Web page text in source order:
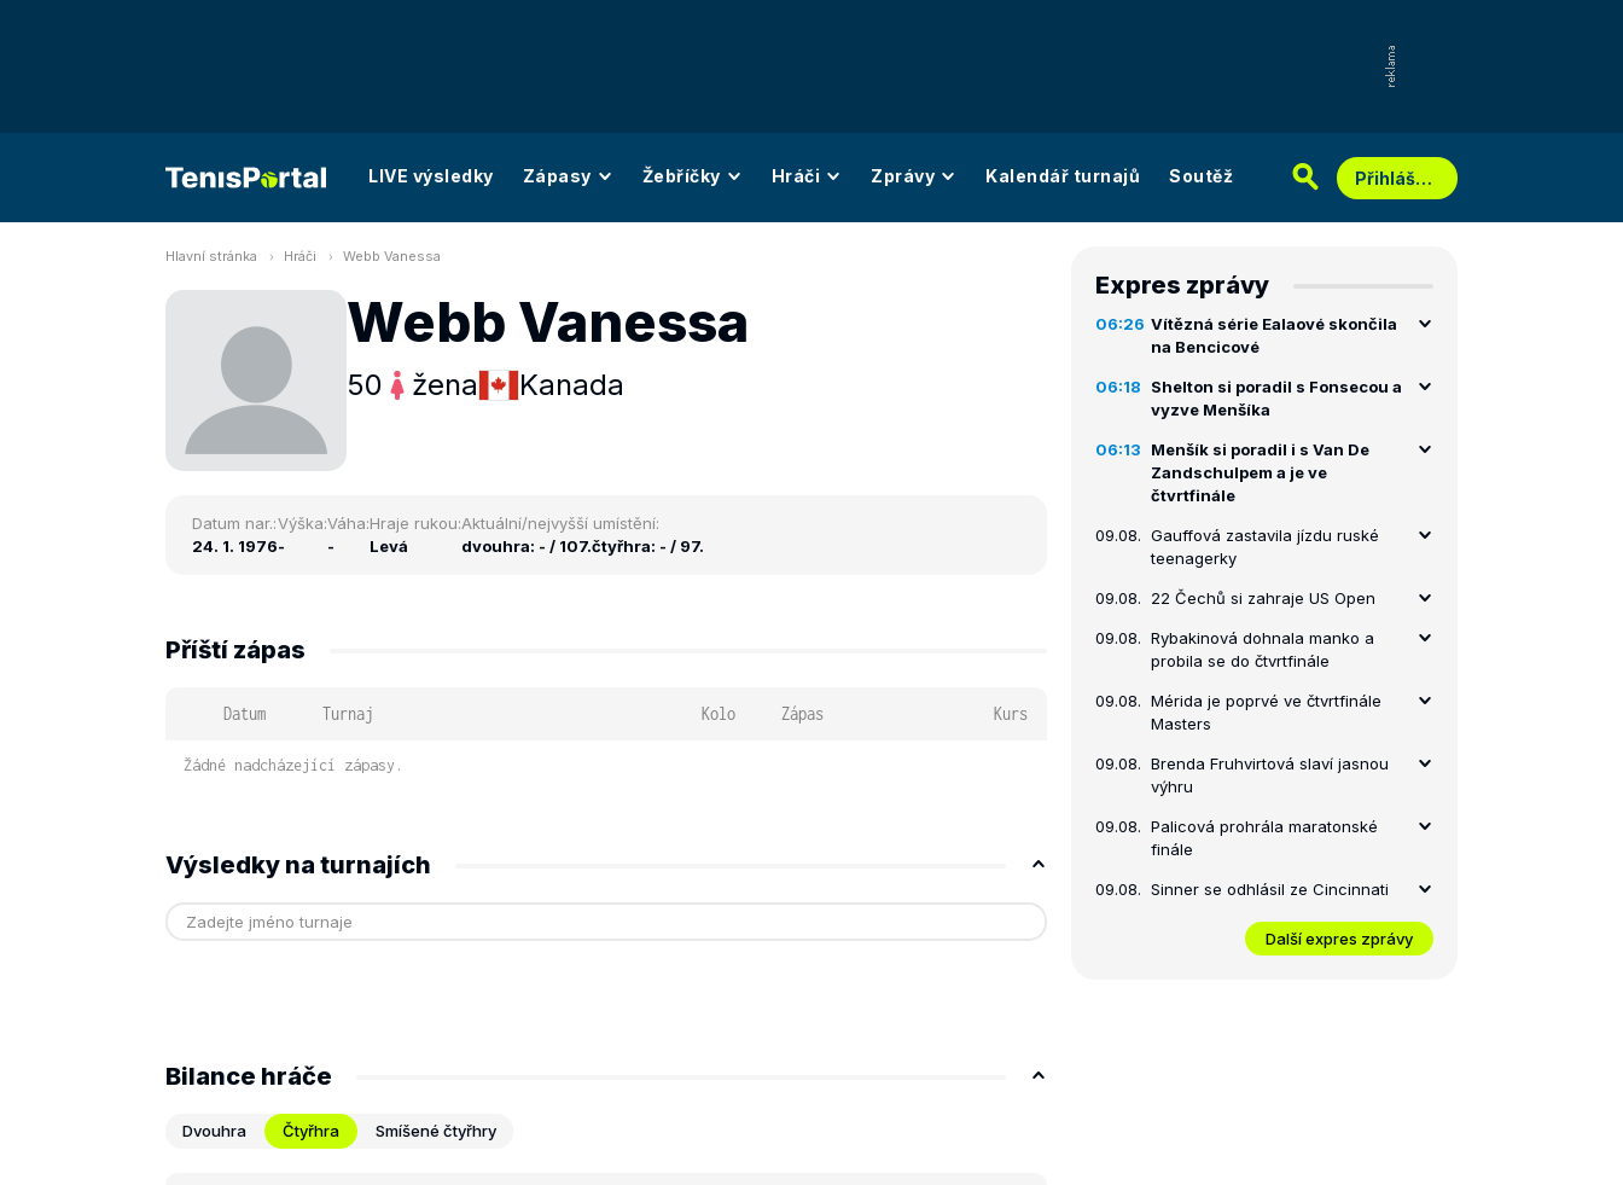
LIVE výsledky Zápasy Žebříčky Hráči Zprávy Kalendář turnajů Soutěž Přihlášení
Hlavní stránka Hráči Webb Vanessa
Webb Vanessa
50 žena Kanada
Datum nar.:
24. 1. 1976
Výška:
-
Váha:
-
Hraje rukou:
Levá
Aktuální/nejvyšší umístění:
dvouhra: - / 107.čtyřhra: - / 97.
Příští zápas
Datum Turnaj Kolo Zápas Kurs
Žádné nadcházející zápasy.
Výsledky na turnajích
Bilance hráče
Dvouhra Čtyřhra Smíšené čtyřhry
Expres zprávy
06:26 Vítězná série Ealaové skončila
na Bencicové
06:18
Shelton si poradil s Fonsecou a
vyzve Menšíka
06:13
Menšík si poradil i s Van De
Zandschulpem a je ve
čtvrtfinále
09.08. Gauffová zastavila jízdu ruské
teenagerky
09.08. 22 Čechů si zahraje US Open
09.08. Rybakinová dohnala manko a
probila se do čtvrtfinále
09.08. Mérida je poprvé ve čtvrtfinále
Masters
09.08. Brenda Fruhvirtová slaví jasnou
výhru
09.08. Palicová prohrála maratonské
finále
09.08. Sinner se odhlásil ze Cincinnati
Další expres zprávy